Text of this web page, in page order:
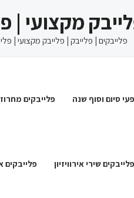
מקצועי |
פלייבקים | פלייבק | פלייבק מקצועי |
סיום וסוף שנה פלייבקים
פלייבקים שירי אירוויזיון פלייבקים